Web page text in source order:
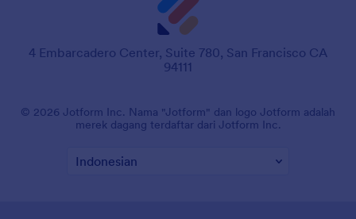
4 Embarcadero Center, Suite 780, San Francisco CA
94111
© 2026 Jotform Inc. Nama "Jotform" dan logo Jotform adalah
merek dagang terdaftar dari Jotform Inc.